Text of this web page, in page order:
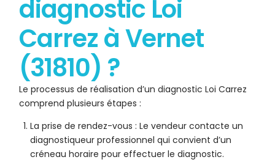
diagnostic Loi
Carrez à Vernet
(31810) ?
Le processus de réalisation d’un diagnostic Loi Carrez
comprend plusieurs étapes :
La prise de rendez-vous : Le vendeur contacte un
diagnostiqueur professionnel qui convient d’un
créneau horaire pour effectuer le diagnostic.